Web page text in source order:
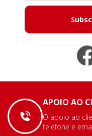
APOIO AO
O apoio ao
telefone e